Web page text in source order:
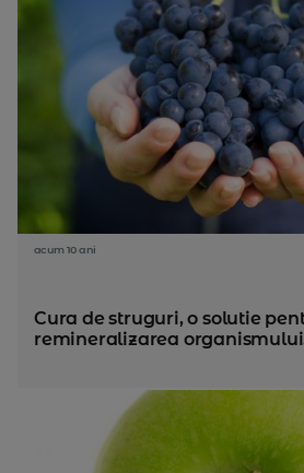
acum 10 ani
Cura de struguri, o solutie
remineralizarea